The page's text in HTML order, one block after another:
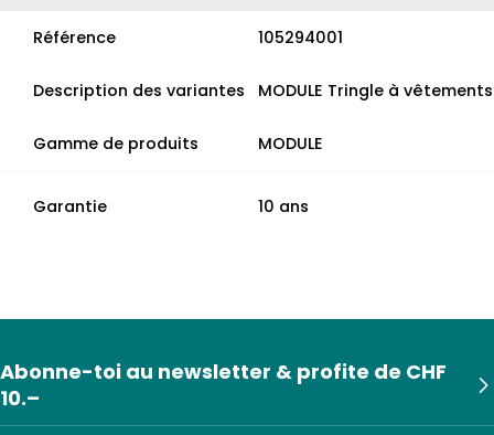
Référence 105294001
Description des variantes MODULE Tringle à vêtements
Gamme de produits MODULE
Garantie 10 ans
Abonne-toi au newsletter & profite de CHF
10.–